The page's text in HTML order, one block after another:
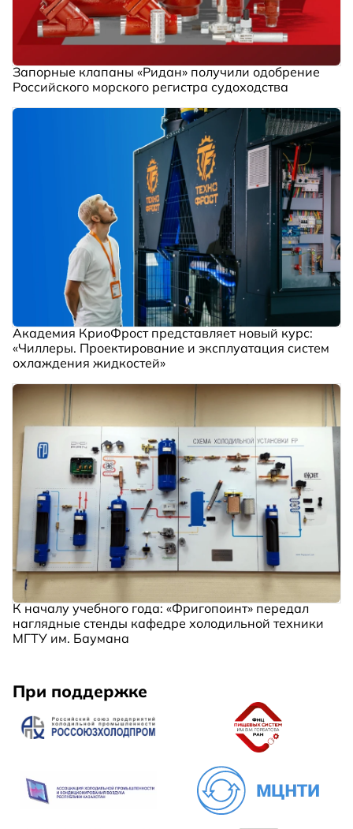
Запорные клапаны «Ридан» получили одобрение
Российского морского регистра судоходства
Академия КриоФрост представляет новый курс:
«Чиллеры. Проектирование и эксплуатация систем
охлаждения жидкостей»
К началу учебного года: «Фригопоинт» передал
наглядные стенды кафедре холодильной техники
МГТУ им. Баумана
При поддержке